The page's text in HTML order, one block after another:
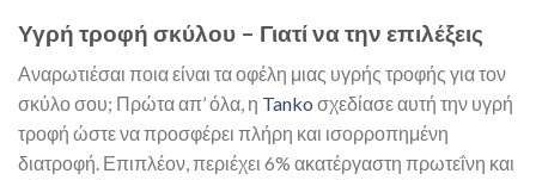
Υγρή τροφή σκύλου – Γιατί να την επιλέξεις
Αναρωτιέσαι ποια είναι τα οφέλη μιας υγρής τροφής για τον
σκύλο σου; Πρώτα απ’ όλα, η Tanko σχεδίασε αυτή την υγρή
τροφή ώστε να προσφέρει πλήρη και ισορροπημένη
διατροφή. Επιπλέον, περιέχει 6% ακατέργαστη πρωτεΐνη και